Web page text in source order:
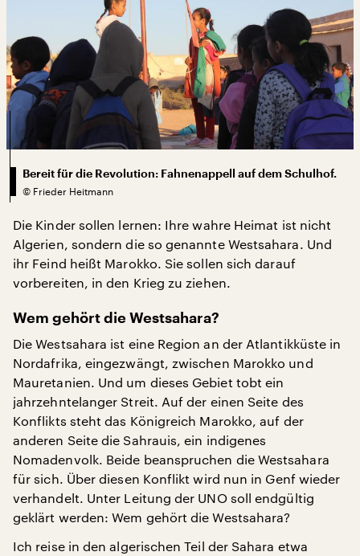
Bereit für die Revolution: Fahnenappell auf dem Schulhof.
© Frieder Heitmann
Die Kinder sollen lernen: Ihre wahre Heimat ist nicht
Algerien, sondern die so genannte Westsahara. Und
ihr Feind heißt Marokko. Sie sollen sich darauf
vorbereiten, in den Krieg zu ziehen.
Wem gehört die Westsahara?
Die Westsahara ist eine Region an der Atlantikküste in
Nordafrika, eingezwängt, zwischen Marokko und
Mauretanien. Und um dieses Gebiet tobt ein
jahrzehntelanger Streit. Auf der einen Seite des
Konflikts steht das Königreich Marokko, auf der
anderen Seite die Sahrauis, ein indigenes
Nomadenvolk. Beide beanspruchen die Westsahara
für sich. Über diesen Konflikt wird nun in Genf wieder
verhandelt. Unter Leitung der UNO soll endgültig
geklärt werden: Wem gehört die Westsahara?
Ich reise in den algerischen Teil der Sahara etwa